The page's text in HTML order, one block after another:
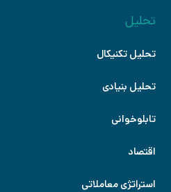
تحلیل
تحلیل تکنیکال
تحلیل بنیادی
تابلوخوانی
اقتصاد
استراتژی معاملاتی